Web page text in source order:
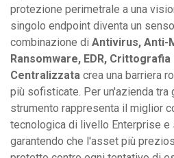
protezione perimetrale a una
singolo endpoint diventa un
combinazione di Antivirus, Anti-
Ransomware, EDR,
Centralizzata crea una barriera
più sofisticate. Per un'azienda tra
strumento rappresenta il miglior
tecnologica di livello Enterprise
garantendo che l'asset più